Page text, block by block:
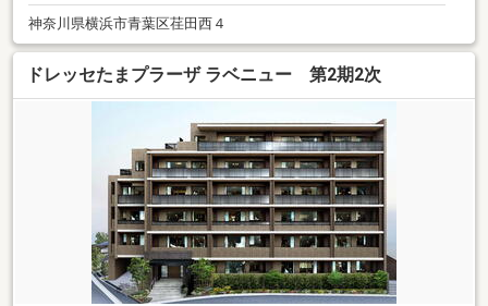
神奈川県横浜市青葉区荏田西４
ドレッセたまプラーザ ラベニュー 第2期2次